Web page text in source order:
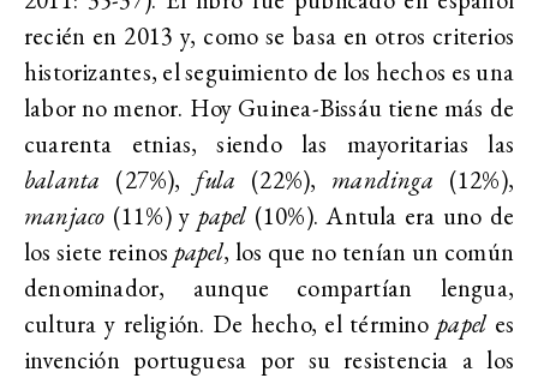
recién en 2013 y, como se basa en otros criterios
historizantes, el seguimiento de los hechos es una
labor no menor. Hoy Guinea-Bissáu tiene más de
cuarenta etnias, siendo las mayoritarias las
balanta (27%), fula (22%), mandinga (12%),
manjaco (11%) y papel(10%). Antula era uno de
los siete reinos papel, los que no tenían un común
denominador, aunque compartían lengua,
cultura y religión. De hecho, el términopapeles
invención portuguesa por su resistencia a los